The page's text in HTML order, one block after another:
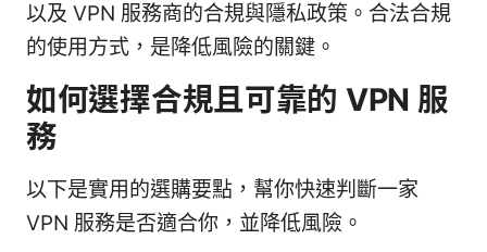
以及 VPN 服務商的合規與隱私政策。合法合規
的使用方式，是降低風險的關鍵。
如何選擇合規且可靠的 VPN 服
務
以下是實用的選購要點，幫你快速判斷一家
VPN 服務是否適合你，並降低風險。